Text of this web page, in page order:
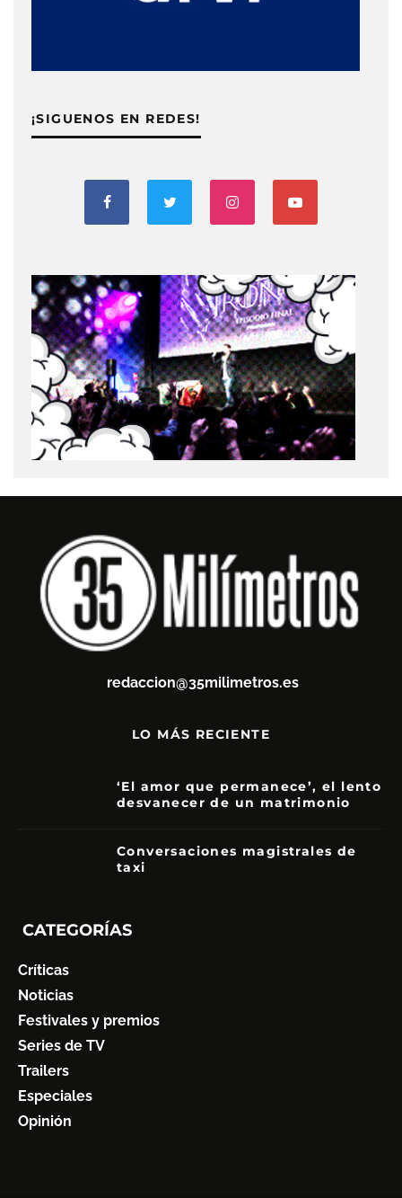
¡SIGUENOS EN REDES!
redaccion@35milimetros.es
LO MÁS RECIENTE
‘El amor que permanece’, el lento
desvanecer de un matrimonio
Conversaciones magistrales de
taxi
CATEGORÍAS
Críticas
Noticias
Festivales y premios
Series de TV
Trailers
Especiales
Opinión